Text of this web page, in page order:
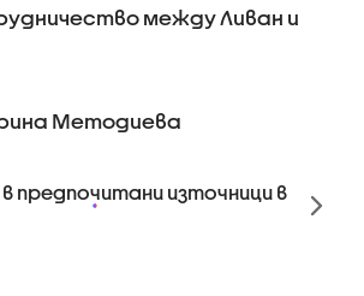
между Ливан и
Методиева
предпочитани източници в